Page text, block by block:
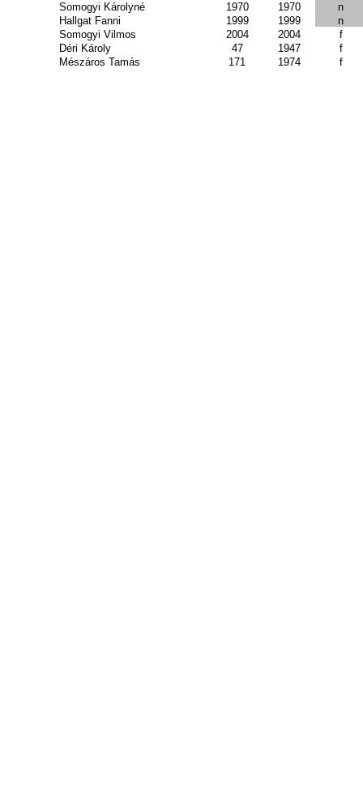
Somogyi Károlyné
1970 1970
n
Hallgat Fanni
1999 1999
n
Somogyi Vilmos
2004 2004
f
Déri Károly
47 1947
f
Mészáros Tamás
171 1974 f